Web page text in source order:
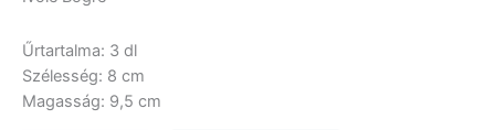
Űrtartalma: 3 dl
Szélesség: 8 cm
Magasság: 9,5 cm